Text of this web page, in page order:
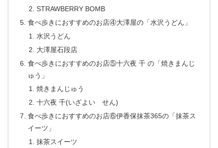
STRAWBERRY BOMB
食べ歩きにおすすめのお店④大澤屋の「水沢うどん」
水沢うどん
大澤屋石段店
食べ歩きにおすすめのお店⑤十六夜 千 の「焼きまんじ
ゅう」
焼きまんじゅう
十六夜 千(いざよい せん)
食べ歩きにおすすめのお店⑥伊香保抹茶365の「抹茶ス
イーツ」
抹茶スイーツ